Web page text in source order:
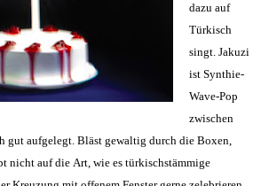
dazu auf
Türkisch
singt. Jakuzi
ist Synthie-
Wave-Pop
zwischen
gut aufgelegt. Bläst gewaltig durch die Boxen,
nicht auf die Art, wie es türkischstämmige